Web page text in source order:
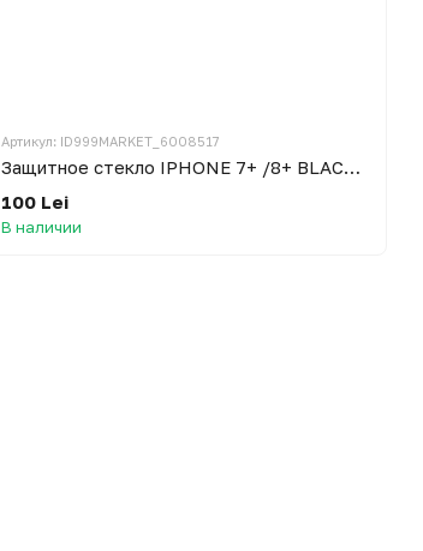
Артикул: ID999MARKET_6008517
Защитное стекло IPHONE 7+ /8+ BLACK (5D)
100 Lei
В наличии